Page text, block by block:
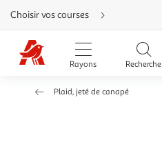
Aller
directement
au
contenu
Aller
directement
Aller
Choisir vos courses
Rayons Recherche
Plaid, jeté de canapé